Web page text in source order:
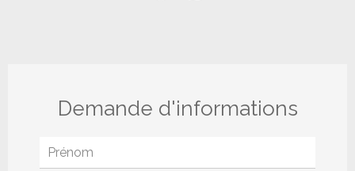
Demande d'informations